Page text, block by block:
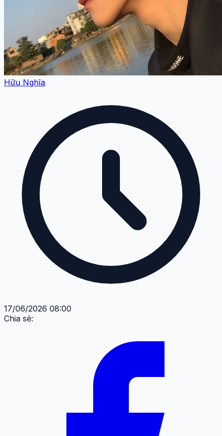
Hữu Nghĩa
17/06/2026 08:00
Chia sẻ: